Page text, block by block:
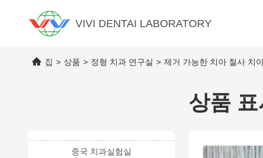
VIVI DENTAI LABORATORY
집 > 상품 > 정형 치과 연구실 > 제거 가능한 치아 철사 치
상품
중국 치과실험실